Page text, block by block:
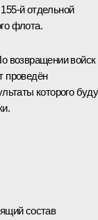
й отдельной
флота.
возвращении войск
проведён
которого
состав